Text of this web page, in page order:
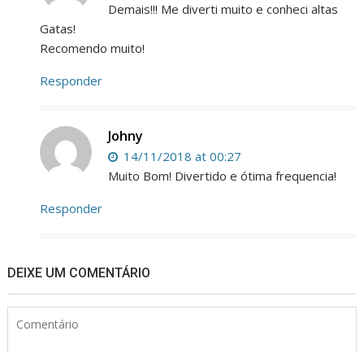
Demais!!! Me diverti muito e conheci altas
Gatas!
Recomendo muito!
Responder
Johny
14/11/2018 at 00:27
Muito Bom! Divertido e ótima frequencia!
Responder
DEIXE UM COMENTÁRIO